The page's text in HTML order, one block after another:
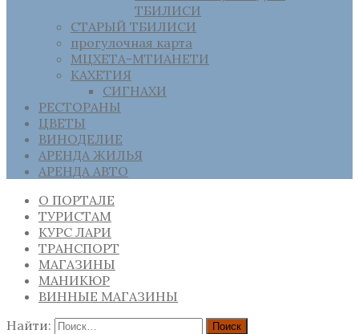
ТБИЛИСИ
СТАРЫЙ ТБИЛИСИ
прогулочная карта
МЦХЕТА-МТИАНЕТИ
КАХЕТИЯ
СИГНАХИ
РЕСТОРАНЫ
ЦВЕТЫ
ВИНОДЕЛИЕ
АРЕНДА ЖИЛЬЯ
АРЕНДА АВТО
О ПОРТАЛЕ
ТУРИСТАМ
КУРС ЛАРИ
ТРАНСПОРТ
МАГАЗИНЫ
МАНИКЮР
ВИННЫЕ МАГАЗИНЫ
Найти: